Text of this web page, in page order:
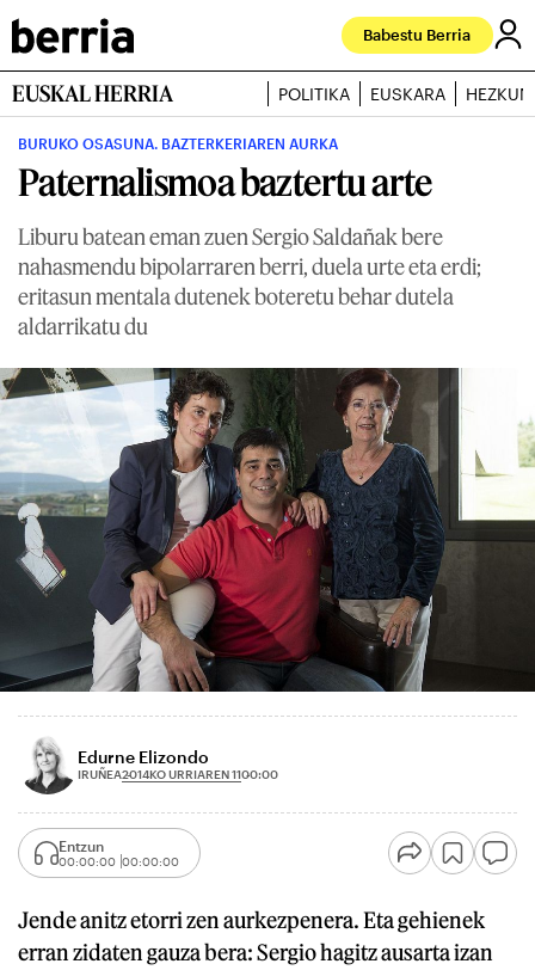
Babestu Berria
EUSKAL HERRIA POLITIKA EUSKARA
BURUKO OSASUNA. BAZTERKERIAREN AURKA
Paternalismoa baztertu arte
Liburu batean eman zuen Sergio Saldañak bere
nahasmendu bipolarraren berri, duela urte eta erdi;
eritasun mentala dutenek boteretu behar dutela
aldarrikatu du
Edurne Elizondo
IRUÑEA2014KO URRIAREN 1100:00
Entzun
00:00:00 00:00:00
Jende anitz etorri zen aurkezpenera. Eta gehienek
erran zidaten gauza bera: Sergio hagitz ausarta izan